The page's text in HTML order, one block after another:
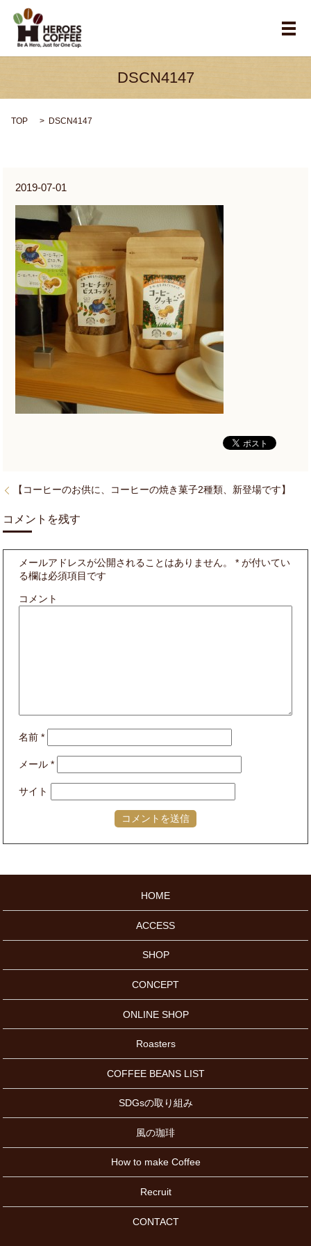
メ
DSCN4147
TOP DSCN4147
2019-07-01
【コーヒーのお供に、コーヒーの焼き菓子2種類、新登場です】
コメントを残す
メールアドレスが公開されることはありません。 * が付いてい
る欄は必須項目です
コメント
名前*
メール*
サイト
HOME
ACCESS
SHOP
CONCEPT
ONLINE SHOP
Roasters
COFFEE BEANS LIST
SDGsの取り組み
風の珈琲
How to make Coffee
Recruit
CONTACT